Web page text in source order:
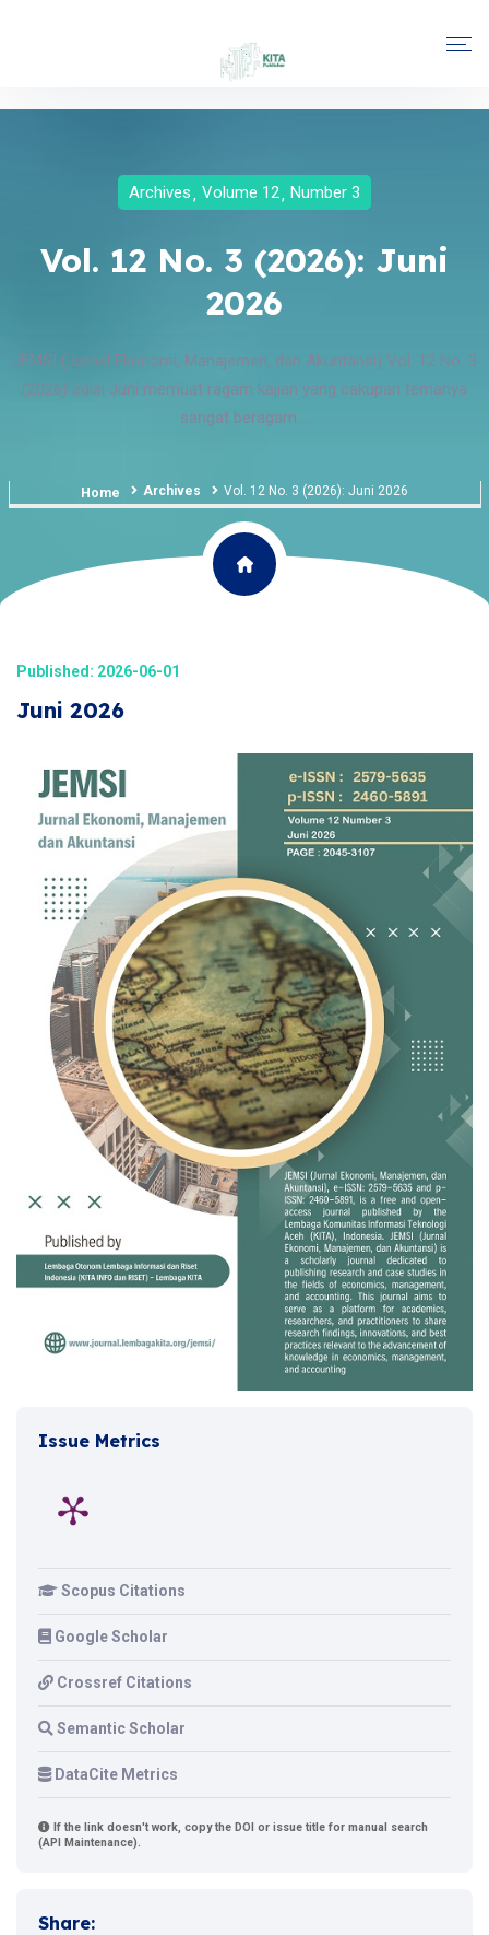
Archives Volume 12 Number 3
Vol. 12 No. 3 (2026): Juni
2026
JEMSI (Jurnal Ekonomi, Manajemen, dan Akuntansi) Vol. 12 No. 3
(2026) edisi Juni memuat ragam kajian yang cakupan temanya
sangat beragam....
Home Archives Vol. 12 No. 3 (2026): Juni 2026
Published: 2026-06-01
Juni 2026
Issue Metrics
Scopus Citations
Google Scholar
Crossref Citations
Semantic Scholar
DataCite Metrics
If the link doesn't work, copy the DOI or issue title for manual search
(API Maintenance).
Share: